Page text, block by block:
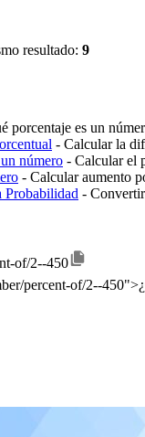
resultado: 9
porcentaje es un
- Calcular la
número - Calcular el
- Calcular aumento
Probabilidad -
of/2--450
percent-of/2--